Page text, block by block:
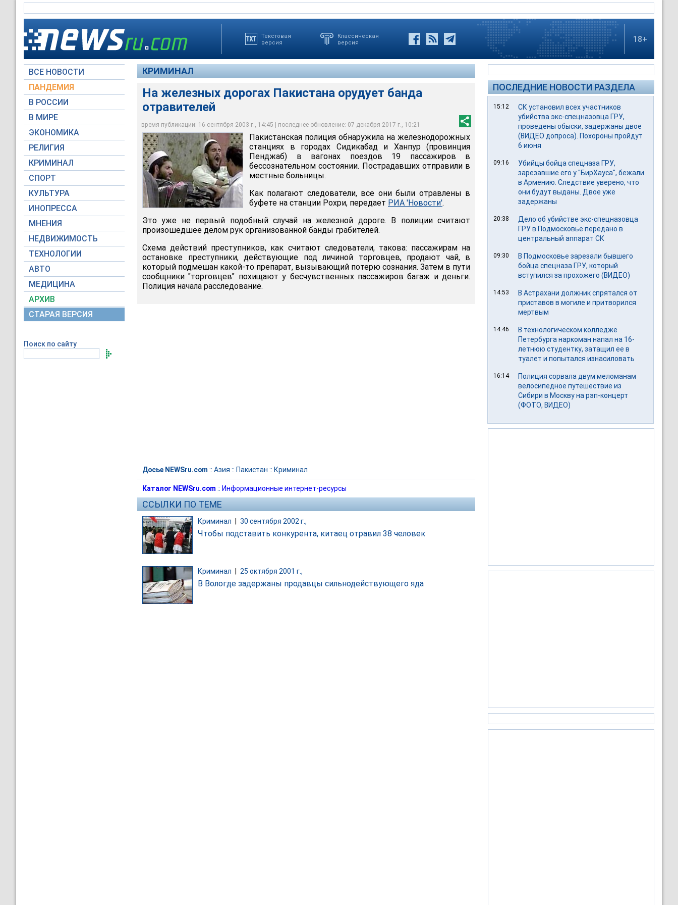
Текстовая
версия
Классическая
версия
18+
ВСЕ НОВОСТИ
ПАНДЕМИЯ
В РОССИИ
В МИРЕ
ЭКОНОМИКА
РЕЛИГИЯ
КРИМИНАЛ
СПОРТ
КУЛЬТУРА
ИНОПРЕССА
МНЕНИЯ
НЕДВИЖИМОСТЬ
ТЕХНОЛОГИИ
АВТО
МЕДИЦИНА
АРХИВ
СТАРАЯ ВЕРСИЯ
Поиск по сайту
КРИМИНАЛ
На железных дорогах Пакистана орудует банда
отравителей
время публикации: 16 сентября 2003 г., 14:45 | последнее обновление: 07 декабря 2017 г., 10:21
В Пакистане грабители спаивают пассажиров поездов отравленным чаем
Архив NEWSru.com
Пакистанская полиция обнаружила на железнодорожных
станциях в городах Сидикабад и Ханпур (провинция
Пенджаб) в вагонах поездов 19 пассажиров в
бессознательном состоянии. Пострадавших отправили в
местные больницы.
Как полагают следователи, все они были отравлены в
буфете на станции Рохри, передает РИА 'Новости'.
Это уже не первый подобный случай на железной дороге. В полиции считают
произошедшее делом рук организованной банды грабителей.
Схема действий преступников, как считают следователи, такова: пассажирам на
остановке преступники, действующие под личиной торговцев, продают чай, в
который подмешан какой-то препарат, вызывающий потерю сознания. Затем в пути
сообщники "торговцев" похищают у бесчувственных пассажиров багаж и деньги.
Полиция начала расследование.
Досье NEWSru.com :: Азия :: Пакистан :: Криминал
Каталог NEWSru.com :: Информационные интернет-ресурсы
ССЫЛКИ ПО ТЕМЕ
Криминал 30 сентября 2002 г.,
Чтобы подставить конкурента, китаец отравил 38 человек
Криминал 25 октября 2001 г.,
В Вологде задержаны продавцы сильнодействующего яда
ПОСЛЕДНИЕ НОВОСТИ РАЗДЕЛА
15:12
СК установил всех участников
убийства экс-спецназовца ГРУ,
проведены обыски, задержаны двое
(ВИДЕО допроса). Похороны пройдут
6 июня
09:16
Убийцы бойца спецназа ГРУ,
зарезавшие его у "БирХауса", бежали
в Армению. Следствие уверено, что
они будут выданы. Двое уже
задержаны
20:38
Дело об убийстве экс-спецназовца
ГРУ в Подмосковье передано в
центральный аппарат СК
09:30
В Подмосковье зарезали бывшего
бойца спецназа ГРУ, который
вступился за прохожего (ВИДЕО)
14:53
В Астрахани должник спрятался от
приставов в могиле и притворился
мертвым
14:46
В технологическом колледже
Петербурга наркоман напал на 16-
летнюю студентку, затащил ее в
туалет и попытался изнасиловать
16:14
Полиция сорвала двум меломанам
велосипедное путешествие из
Сибири в Москву на рэп-концерт
(ФОТО, ВИДЕО)